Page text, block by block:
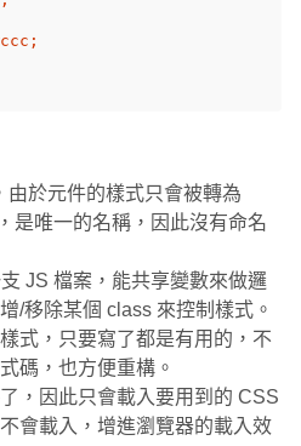
由於元件的樣式只會被轉為
是唯一的名稱，因此沒有命名
JS 檔案，能共享變數來做邏
/移除某個 class 來控制樣式。
式，只要寫了都是有用的，不
碼，也方便重構。
，因此只會載入要用到的 CSS
會載入，增進瀏覽器的載入效